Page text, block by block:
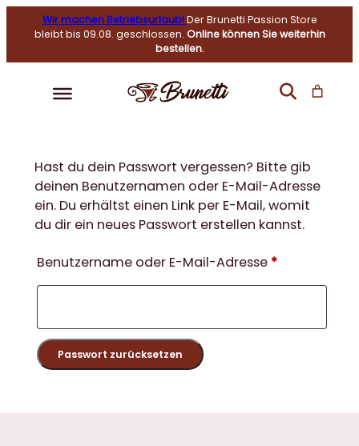
Wir machen Betriebsurlaub!Der Brunetti Passion Store
bleibt bis 09.08. geschlossen. Online können Sie weiterhin
bestellen.
Hast du dein Passwort vergessen? Bitte gib
deinen Benutzernamen oder E-Mail-Adresse
ein. Du erhältst einen Link per E-Mail, womit
du dir ein neues Passwort erstellen kannst.
Benutzername oder E-Mail-Adresse *Erforderlich
Passwort zurücksetzen